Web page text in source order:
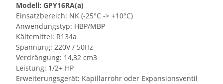
Modell: GPY16RA(a)
Einsatzbereich: NK (-25°C -> +10°C)
Anwendungstyp: HBP/MBP
Kältemittel: R134a
Spannung: 220V / 50Hz
Verdrängung: 14,32 cm3
Leistung: 1/2+ HP
Erweiterungsgerät: Kapillarrohr oder Expansionsventil